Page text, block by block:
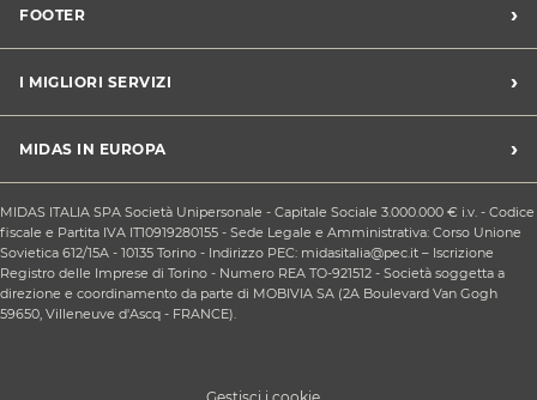
Blog dell'automobilista
Lavora con noi
Chi siamo
FOOTER ›
Apri un centro in franchising
CONDIZIONI PROMOZIONI
Sconti Convenzioni
Privacy policy
Condizioni Generali di Vendita
Contattaci
Responsabilità sociale d'impresa
Cookie Policy
I MIGLIORI SERVIZI ›
Revisione
Cambio gomme stagionale
Cinghia di distribuzione
Ricarica clima
Sostituzione batteria
Sostituzione ammortizzatori
MIDAS IN EUROPA ›
Midas Spagna
Midas Belgio
Midas Portogallo
MIDAS ITALIA SPA Società Unipersonale - Capitale Sociale 3.000.000 € i.v. - Codice
fiscale e Partita IVA IT10919280155 - Sede Legale e Amministrativa: Corso Unione
Sovietica 612/15A - 10135 Torino - Indirizzo PEC: midasitalia@pec.it – Iscrizione
Registro delle Imprese di Torino - Numero REA TO-921512 - Società soggetta a
direzione e coordinamento da parte di MOBIVIA SA (2A Boulevard Van Gogh
59650, Villeneuve d'Ascq - FRANCE).